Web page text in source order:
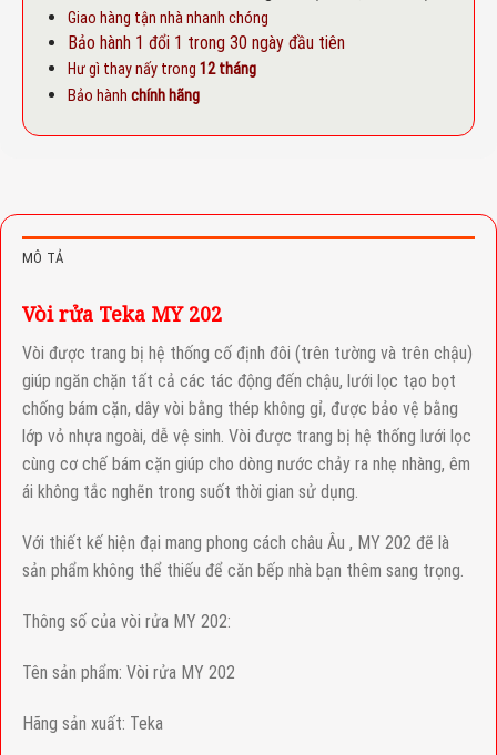
Giao hàng tận nhà nhanh chóng
Bảo hành 1 đổi 1 trong 30 ngày đầu tiên
Hư gì thay nấy trong 12 tháng
Bảo hành chính hãng
MÔ TẢ
Vòi rửa Teka MY 202
Vòi được trang bị hệ thống cố định đôi (trên tường và trên chậu)
giúp ngăn chặn tất cả các tác động đến chậu, lưới lọc tạo bọt
chống bám cặn, dây vòi bằng thép không gỉ, được bảo vệ bằng
lớp vỏ nhựa ngoài, dễ vệ sinh. Vòi được trang bị hệ thống lưới lọc
cùng cơ chế bám cặn giúp cho dòng nước chảy ra nhẹ nhàng, êm
ái không tắc nghẽn trong suốt thời gian sử dụng.
Với thiết kế hiện đại mang phong cách châu Âu , MY 202 đẽ là
sản phẩm không thể thiếu để căn bếp nhà bạn thêm sang trọng.
Thông số của vòi rửa MY 202:
Tên sản phẩm: Vòi rửa MY 202
Hãng sản xuất: Teka